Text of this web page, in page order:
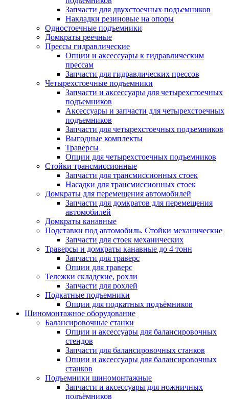
Запчасти для двухстоечных подъемников
Накладки резиновые на опоры
Одностоечные подъемники
Домкраты реечные
Прессы гидравлические
Опции и аксессуары к гидравлическим
прессам
Запчасти для гидравлических прессов
Четырехстоечные подъемники
Запчасти и аксессуары для четырехстоечных
подъемников
Аксессуары и запчасти для четырехстоечных
подъемников
Запчасти для четырехстоечных подъемников
Выгодные комплекты
Траверсы
Опции для четырехстоечных подъемников
Стойки трансмиссионные
Запчасти для трансмиссионных стоек
Насадки для трансмиссионных стоек
Домкраты для перемещения автомобилей
Запчасти для домкратов для перемещения
автомобилей
Домкраты канавные
Подставки под автомобиль. Стойки механические
Запчасти для стоек механических
Траверсы и домкраты канавные до 4 тонн
Запчасти для траверс
Опции для траверс
Тележки складские, рохли
Запчасти для рохлей
Подкатные подъемники
Опции для подкатных подъёмников
Шиномонтажное оборудование
Балансировочные станки
Опции и аксессуары для балансировочных
стендов
Запчасти для балансировочных станков
Опции и аксессуары для балансировочных
станков
Подъемники шиномонтажные
Запчасти и аксессуары для ножничных
подъёмников